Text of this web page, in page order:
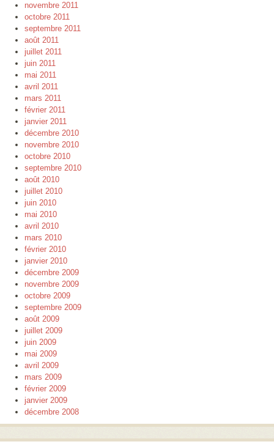
novembre 2011
octobre 2011
septembre 2011
août 2011
juillet 2011
juin 2011
mai 2011
avril 2011
mars 2011
février 2011
janvier 2011
décembre 2010
novembre 2010
octobre 2010
septembre 2010
août 2010
juillet 2010
juin 2010
mai 2010
avril 2010
mars 2010
février 2010
janvier 2010
décembre 2009
novembre 2009
octobre 2009
septembre 2009
août 2009
juillet 2009
juin 2009
mai 2009
avril 2009
mars 2009
février 2009
janvier 2009
décembre 2008